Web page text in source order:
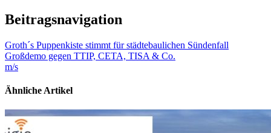
Beitragsnavigation
Groth´s Puppenkiste stimmt für städtebaulichen Sündenfall
Großdemo gegen TTIP, CETA, TISA & Co.
m/s
Ähnliche Artikel